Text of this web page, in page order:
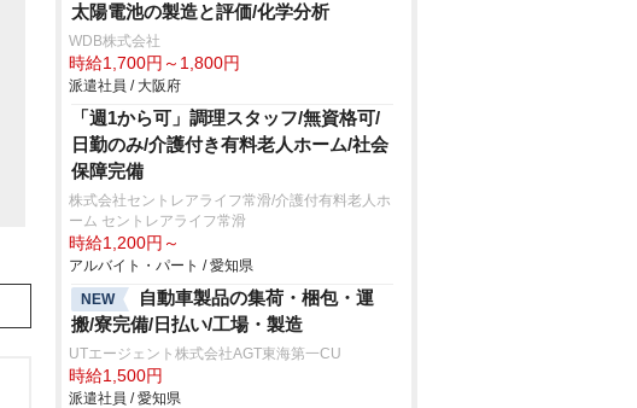
太陽電池の製造と評価/化学分析
WDB株式会社
時給1,700円～1,800円
派遣社員 / 大阪府
「週1から可」調理スタッフ/無資格可/
日勤のみ/介護付き有料老人ホーム/社会
保障完備
株式会社セントレアライフ常滑/介護付有料老人ホ
ーム セントレアライフ常滑
時給1,200円～
アルバイト・パート / 愛知県
NEW
自動車製品の集荷・梱包・運
搬/寮完備/日払い/工場・製造
UTエージェント株式会社AGT東海第一CU
時給1,500円
派遣社員 / 愛知県